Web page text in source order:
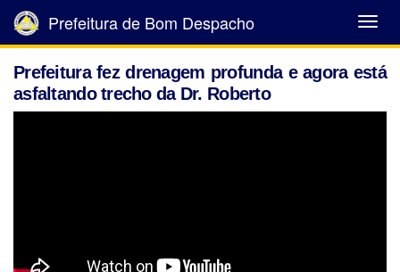
Abrir
Menu
Prefeitura de Bom Despacho
Prefeitura fez drenagem profunda e agora está
asfaltando trecho da Dr. Roberto